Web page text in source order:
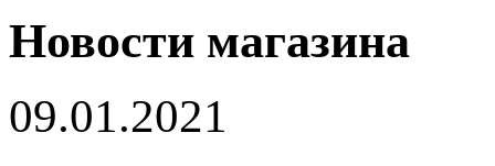
Новости магазина
09.01.2021